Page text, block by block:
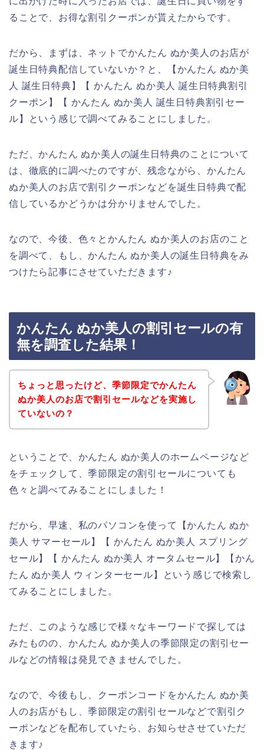
ることで、お得な割引クーポンが貰えたからです。
だから、まずは、ネットでかんたん ぬか美人のお店が
誕生日特典配信していないか？と、【かんたん ぬか美
人 誕生日特典】【 かんたん ぬか美人 誕生日特典割引
クーポン】【 かんたん ぬか美人 誕生日特典割引セー
ル】という感じで調べてみることにしました。
ただ、かんたん ぬか美人の誕生日特典のことについて
は、徹底的に調べたのですが、残念ながら、かんたん
ぬか美人のお店で割引クーポンなどを誕生日特典で配
信しているかどうかは分かりませんでした。
なので、今後、色々とかんたん ぬか美人のお店のこと
を調べて、もし、かんたん ぬか美人の誕生日特典をみ
つけたら記事にさせていただきます♪
かんたん ぬか美人の割引セールの有
無を調査した結果！
ちょっと思ったけど、季節限定でかんたん
ぬか美人のお店で割引セールなどを実施し
ていないの？
ということで、かんたん ぬか美人のホームページなど
をチェックして、季節限定の割引セールについても
色々と調べてみることにしました！
だから、早速、私のパソコンを使って【かんたん ぬか
美人 サマーセール】【 かんたん ぬか美人 スプリング
セール】【 かんたん ぬか美人 オータムセール】【かん
たん ぬか美人 ウィンターセール】という感じで検索し
てみることにしました。
ただ、このような感じで様々なキーワードで探しては
みたものの、かんたん ぬか美人の季節限定の割引セー
ルなどの情報は発見できませんでした。
なので、今後もし、クーポンコードをかんたん ぬか美
人のお店がもし、季節限定の割引セールなどで割引ク
ーポンなどを配布していたら、お知らせさせていただ
きます♪